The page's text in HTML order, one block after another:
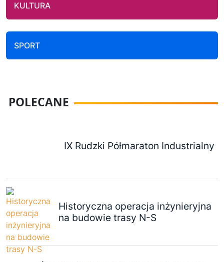
KULTURA
SPORT
POLECANE
IX Rudzki Półmaraton Industrialny
Historyczna operacja inżynieryjna
na budowie trasy N-S